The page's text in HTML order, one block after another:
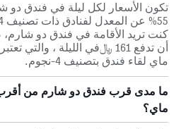
تكون الأسعار لكل ليلة في فندق دو
كنت تريد الأقامة في فندق دو
أن تدفع 161 ﷼في الليلة ،
ماي لقاء فندق بتصنيف 4-نجوم.
ما مدى قرب فندق دو شارم من
ماي؟